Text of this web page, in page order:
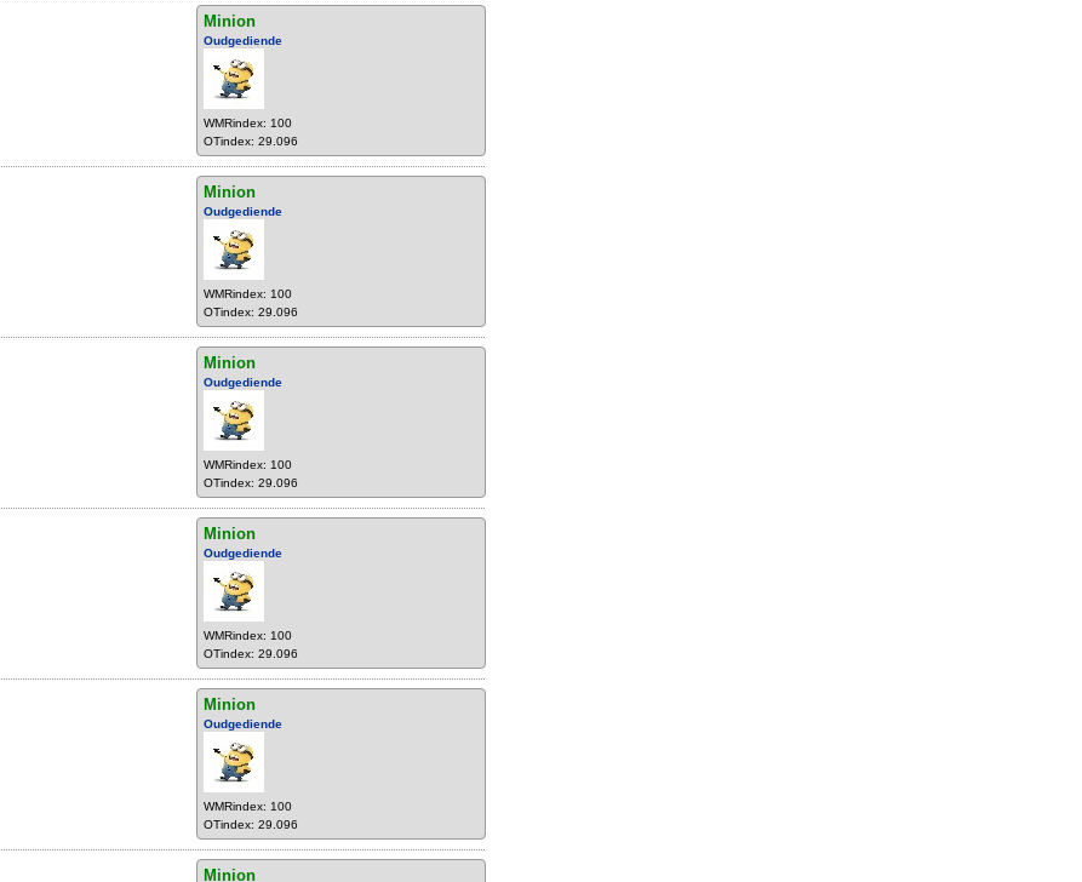
Minion
Oudgediende
WMRindex: 100
OTindex: 29.096
Minion
Oudgediende
WMRindex: 100
OTindex: 29.096
Minion
Oudgediende
WMRindex: 100
OTindex: 29.096
Minion
Oudgediende
WMRindex: 100
OTindex: 29.096
Minion
Oudgediende
WMRindex: 100
OTindex: 29.096
Minion